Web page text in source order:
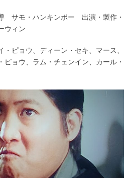
サモ・ハンキンポー 出演・製作・
ウィン
ピョウ、ディーン・セキ、マース、
ピョウ、ラム・チェンイン、カール・